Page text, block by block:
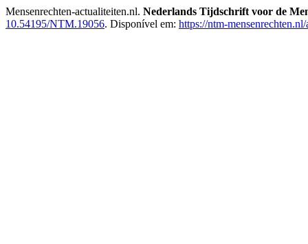
Mensenrechten-actualiteiten.nl. Nederlands Tijdschrift voor de
10.54195/NTM.19056. Disponível em: https://ntm-